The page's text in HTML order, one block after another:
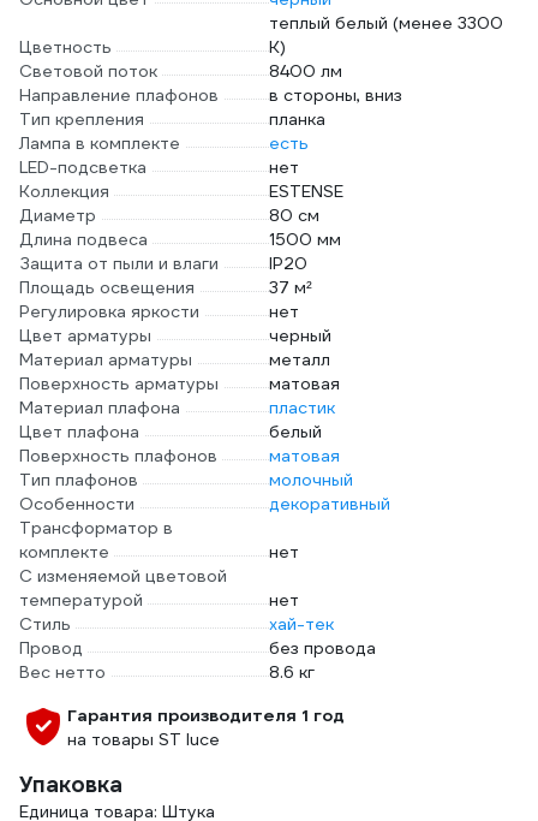
Цветность
теплый белый (менее 3300
К)
Световой поток
8400 лм
Направление плафонов
в стороны, вниз
Тип крепления
планка
Лампа в комплекте
есть
LED-подсветка
нет
Коллекция
ESTENSE
Диаметр
80 см
Длина подвеса
1500 мм
Защита от пыли и влаги
IP20
Площадь освещения
37 м²
Регулировка яркости
нет
Цвет арматуры
черный
Материал арматуры
металл
Поверхность арматуры
матовая
Материал плафона
пластик
Цвет плафона
белый
Поверхность плафонов
матовая
Тип плафонов
молочный
Особенности
декоративный
Трансформатор в
комплекте
нет
С изменяемой цветовой
температурой
нет
Стиль
хай-тек
Провод
без провода
Вес нетто
8.6 кг
Гарантия производителя 1 год
на товары ST luce
Упаковка
Единица товара: Штука